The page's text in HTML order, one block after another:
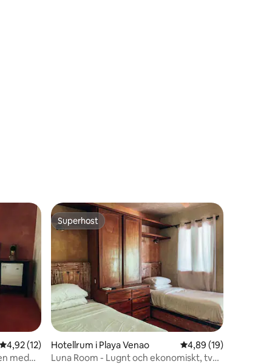
4,92 av 5 i genomsnittligt betyg, 12 omdömen
4,92 (12)
med
Superhost
Superhost
Hotellrum i Playa Venao 4,89 av 5 i
4,89 (19)
Luna Room - Lugnt och ekonomiskt, två